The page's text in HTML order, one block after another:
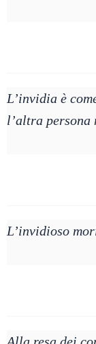
L’invidia è
l’altra persona
L’invidioso